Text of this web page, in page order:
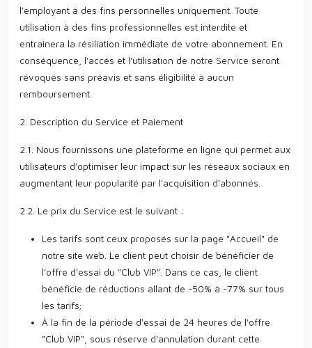
l'employant à des fins personnelles uniquement. Toute
utilisation à des fins professionnelles est interdite et
entraînera la résiliation immédiate de votre abonnement. En
conséquence, l'accès et l'utilisation de notre Service seront
révoqués sans préavis et sans éligibilité à aucun
remboursement.
2. Description du Service et Paiement
2.1. Nous fournissons une plateforme en ligne qui permet aux
utilisateurs d'optimiser leur impact sur les réseaux sociaux en
augmentant leur popularité par l'acquisition d'abonnés.
2.2. Le prix du Service est le suivant :
Les tarifs sont ceux proposés sur la page "Accueil" de
notre site web. Le client peut choisir de bénéficier de
l'offre d'essai du "Club VIP". Dans ce cas, le client
bénéficie de réductions allant de -50% à -77% sur tous
les tarifs;
À la fin de la période d'essai de 24 heures de l'offre
"Club VIP", sous réserve d'annulation durant cette